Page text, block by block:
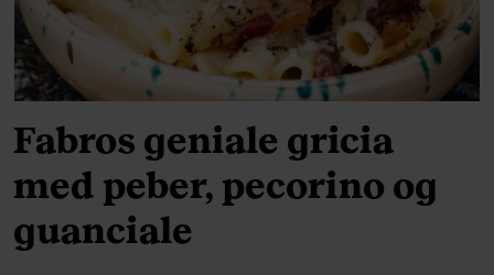
Fabros geniale gricia
med peber, pecorino og
guanciale